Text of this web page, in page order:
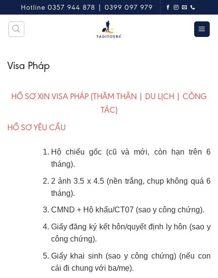
content
Hotline 0357 944 878 | 0399 097 979
Visa Pháp
HỒ SƠ XIN VISA PHÁP (THĂM THÂN | DU LỊCH | CÔNG
TÁC)
HỒ SƠ YÊU CẦU
Hộ chiếu gốc (cũ và mới, còn hạn trên 6
tháng).
2 ảnh 3.5 x 4.5 (nền trắng, chụp không quá 6
tháng).
CMND + Hộ khẩu/CT07 (sao y công chứng).
Giấy đăng ký kết hôn/quyết định ly hôn (sao y
công chứng).
Giấy khai sinh (sao y công chứng) (nếu con
cái đi chung với ba/mẹ).